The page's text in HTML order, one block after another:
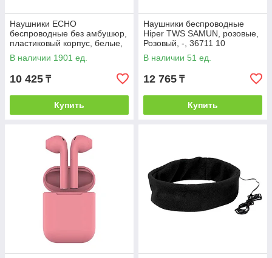
Наушники ECHO
беспроводные без амбушюр,
пластиковый корпус, белые,
Белый, -, 39300 01
В наличии 1901 ед.
10 425 ₸
Купить
Наушники беспроводные
Hiper TWS SAMUN, розовые,
Розовый, -, 36711 10
В наличии 51 ед.
12 765 ₸
Купить